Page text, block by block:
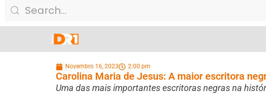
Novembro 16, 2023 2:00 pm
Carolina Maria de Jesus: A maior escritora
Uma das mais importantes escritoras negras na